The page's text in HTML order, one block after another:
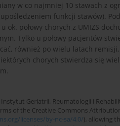
w co najmniej 10 stawach z
funkcji stawów).
ok. połowy chorych z UMIZS
Tylko u połowy pacjentów
również po wielu latach
chorych stwierdza się
Geriatrii, Reumatologii i
of the Creative Commons
licenses/by-nc-sa/4.0/), allowing